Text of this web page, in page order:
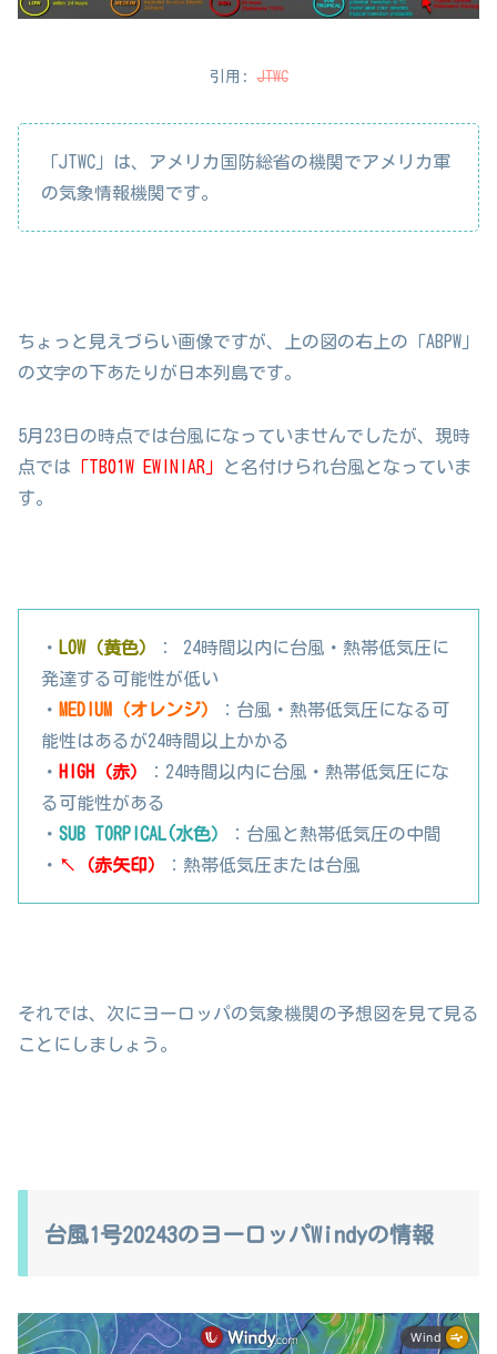
引用: JTWC
「JTWC」は、アメリカ国防総省の機関でアメリカ軍
の気象情報機関です。
ちょっと見えづらい画像ですが、上の図の右上の「ABPW」
の文字の下あたりが日本列島です。
5月23日の時点では台風になっていませんでしたが、現時
点では 「TB01W EWINIAR」
と名付けられ台風となっていま
す。
・ LOW（黄色）
： 24時間以内に台風・熱帯低気圧に
発達する可能性が低い
・ MEDIUM（オレンジ）
：台風・熱帯低気圧になる可
能性はあるが24時間以上かかる
・ HIGH（赤）
：24時間以内に台風・熱帯低気圧にな
る可能性がある
・ SUB TORPICAL(水色）
：台風と熱帯低気圧の中間
・ ↖（赤矢印） ：熱帯低気圧または台風
それでは、次にヨーロッパの気象機関の予想図を見て見る
ことにしましょう。
台風1号20243のヨーロッパWindyの情報